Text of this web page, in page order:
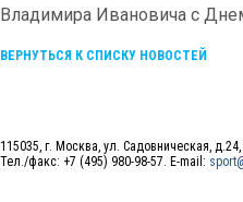
Владимира Ивановича с
ВЕРНУТЬСЯ К СПИСКУ НОВОСТЕЙ
115035, г. Москва, ул. Садовническая, д.24,
Тел./факс: +7 (495) 980-98-57. E-mail: